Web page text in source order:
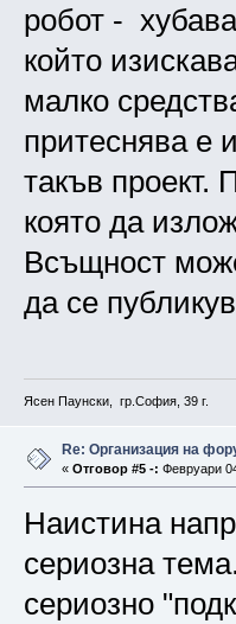
робот -
който
малко
притеснява е
такъв проект.
която да
Всъщност
да се
Ясен Паунски, гр.София, 39 г.
Re: Организация на
« Отговор #5 -: Февруари
Наистина
сериозна
сериозно